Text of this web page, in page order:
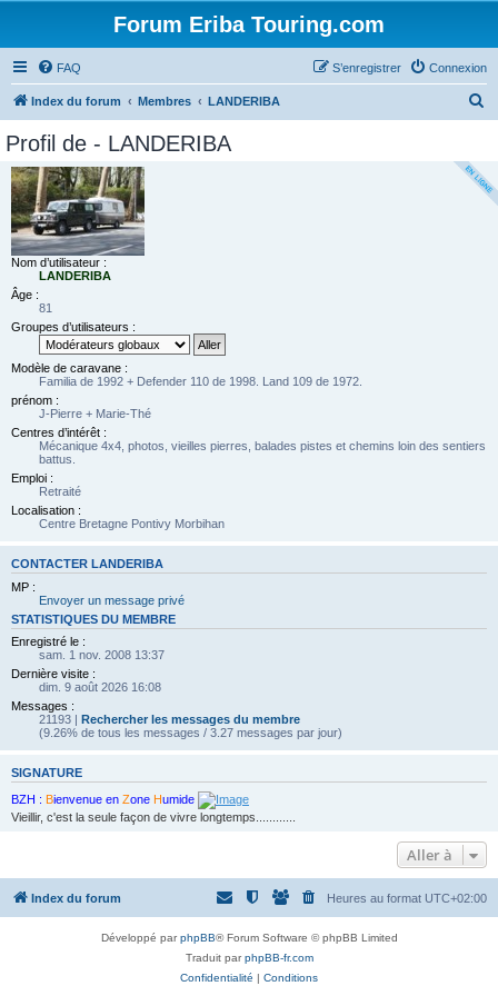
Forum Eriba Touring.com
FAQ Connexion
S’enregistrer
Index du forum Membres LANDERIBA
h
Profil de - LANDERIBA
Nom d’utilisateur :
LANDERIBA
Âge :
81
Groupes d’utilisateurs :
Modèle de caravane :
Familia de 1992 + Defender 110 de 1998. Land 109 de 1972.
prénom :
J-Pierre + Marie-Thé
Centres d’intérêt :
Mécanique 4x4, photos, vieilles pierres, balades pistes et chemins loin des sentiers
battus.
Emploi :
Retraité
Localisation :
Centre Bretagne Pontivy Morbihan
CONTACTER LANDERIBA
MP :
Envoyer un message privé
STATISTIQUES DU MEMBRE
Enregistré le :
sam. 1 nov. 2008 13:37
Dernière visite :
dim. 9 août 2026 16:08
Messages :
21193 | Rechercher les messages du membre
(9.26% de tous les messages / 3.27 messages par jour)
SIGNATURE
BZH : Bienvenue en Zone Humide
Vieillir, c'est la seule façon de vivre longtemps............
Aller à
Index du forum Heures au format UTC+02:00
Développé parphpBB® Forum Software © phpBB Limited
Traduit parphpBB-fr.com
Confidentialité | Conditions